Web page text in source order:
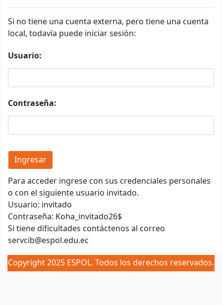
Si no tiene una cuenta externa, pero tiene una cuenta
local, todavía puede iniciar sesión:
Usuario:
Contraseña:
Para acceder ingrese con sus credenciales personales
o con el siguiente usuario invitado.
Usuario: invitado
Contraseña: Koha_invitado26$
Si tiene dificultades contáctenos al correo
servcib@espol.edu.ec
Copyright 2025 ESPOL. Todos los derechos reservados.